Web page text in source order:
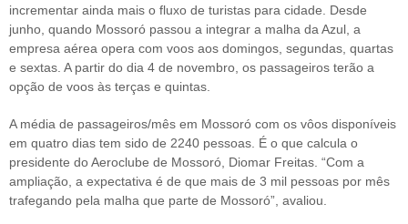
incrementar ainda mais o fluxo de turistas para cidade. Desde
junho, quando Mossoró passou a integrar a malha da Azul, a
empresa aérea opera com voos aos domingos, segundas, quartas
e sextas. A partir do dia 4 de novembro, os passageiros terão a
opção de voos às terças e quintas.
A média de passageiros/mês em Mossoró com os vôos disponíveis
em quatro dias tem sido de 2240 pessoas. É o que calcula o
presidente do Aeroclube de Mossoró, Diomar Freitas. “Com a
ampliação, a expectativa é de que mais de 3 mil pessoas por mês
trafegando pela malha que parte de Mossoró”, avaliou.